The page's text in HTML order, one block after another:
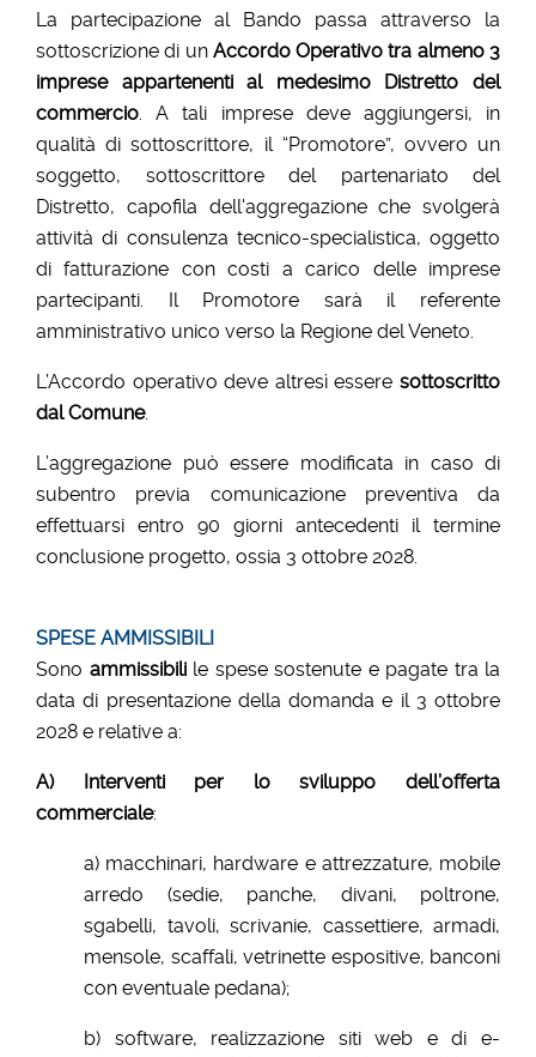
La partecipazione al Bando passa attraverso la
sottoscrizione di un Accordo Operativo tra almeno 3
imprese appartenenti al medesimo Distretto del
commercio. A tali imprese deve aggiungersi, in
qualità di sottoscrittore, il “Promotore”, ovvero un
soggetto, sottoscrittore del partenariato del
Distretto, capofila dell'aggregazione che svolgerà
attività di consulenza tecnico-specialistica, oggetto
di fatturazione con costi a carico delle imprese
partecipanti. Il Promotore sarà il referente
amministrativo unico verso la Regione del Veneto.
L’Accordo operativo deve altresì essere sottoscritto
dal Comune.
L’aggregazione può essere modificata in caso di
subentro previa comunicazione preventiva da
effettuarsi entro 90 giorni antecedenti il termine
conclusione progetto, ossia 3 ottobre 2028.
SPESE AMMISSIBILI
Sono ammissibili le spese sostenute e pagate tra la
data di presentazione della domanda e il 3 ottobre
2028 e relative a:
A) Interventi per lo sviluppo dell’offerta
commerciale:
a) macchinari, hardware e attrezzature, mobile
arredo (sedie, panche, divani, poltrone,
sgabelli, tavoli, scrivanie, cassettiere, armadi,
mensole, scaffali, vetrinette espositive, banconi
con eventuale pedana);
b) software, realizzazione siti web e di e-